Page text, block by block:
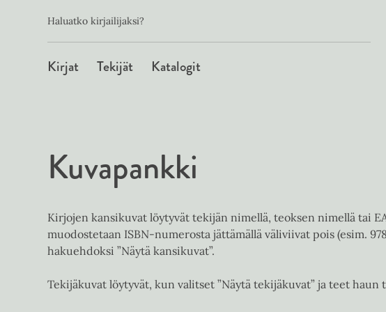
Toissijainen
Haluatko kirjailijaksi?
Päävalikko
Kirjat Tekijät Katalogit
Kuvapankki
Kirjojen kansikuvat löytyvät tekijän nimellä, teoksen nimellä tai
muodostetaan ISBN-numerosta jättämällä väliviivat pois (esim.
hakuehdoksi ”Näytä kansikuvat”.
Tekijäkuvat löytyvät, kun valitset ”Näytä tekijäkuvat” ja teet haun